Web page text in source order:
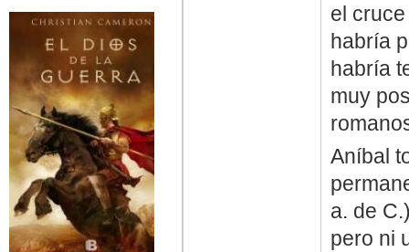
el
habría
habría
muy
Aníbal
a. de
pero ni